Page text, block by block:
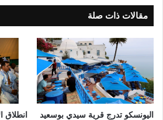
مقالات ذات صلة
اليونسكو تدرج قرية سيدي بوسعيد
انطلاق